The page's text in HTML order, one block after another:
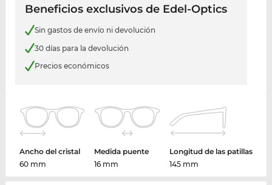
Beneficios exclusivos de Edel-Optics
Sin gastos de envío ni devolución
30 días para la devolución
Precios económicos
Ancho del cristal
60 mm
Medida puente
16 mm
Longitud de las patillas
145 mm